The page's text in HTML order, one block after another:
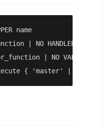
name
| NO HANDLER ]
| NO VALIDATOR
{ 'master' | 'any'